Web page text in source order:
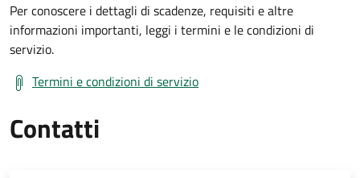
Per conoscere i dettagli di scadenze, requisiti e altre
informazioni importanti, leggi i termini e le condizioni di
servizio.
Termini e condizioni di servizio
Contatti